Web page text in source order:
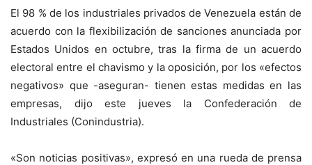
El 98 % de los industriales privados de Venezuela están de
acuerdo con la flexibilización de sanciones anunciada por
Estados Unidos en octubre, tras la firma de un acuerdo
electoral entre el chavismo y la oposición, por los «efectos
negativos» que -aseguran- tienen estas medidas en las
empresas, dijo este jueves la Confederación de
Industriales (Conindustria).
«Son noticias positivas», expresó en una rueda de prensa